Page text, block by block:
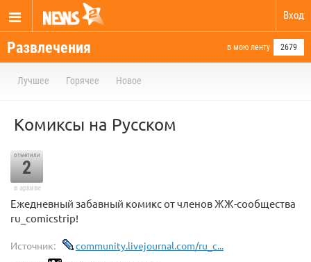
Вход
Развлечения в мою ленту 2679
Лучшее Горячее Новое
Комиксы на Русском
отметили
2
в архиве
Ежедневный забавный комикс от членов ЖЖ-сообщества
ru_comicstrip!
Источник: community.livejournal.com/ru_c...